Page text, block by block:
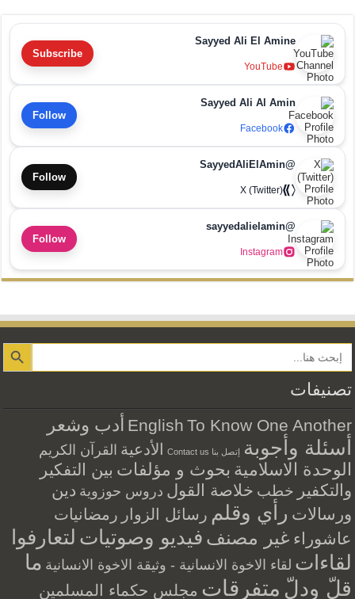
Sayyed Ali El Amine
YouTube
Subscribe
Sayyed Ali Al Amin
Facebook
Follow
@SayyedAliElAmin
X (Twitter)
Follow
@sayyedalielamin
Instagram
Follow
Search Button
تصنيفات
English To Know One Another أدب وشعر
أسئلة وأجوبة إتصل بنا Contact us الأدعية القرآن الكريم
الوحدة الاسلامية بحوث و مؤلفات بين التفكير
والتكفير خطب خلاصة القول دروس حوزوية دين
ورسالات رأي وقلم رسائل الزوار رمضانيات
عاشوراء غير مصنف فيديو وصوتيات لتعارفوا
لقاءات لقاء الاخوة الانسانية - وثيقة الاخوة الانسانية ما
قلّ ودلّ متفرقات مجلس حكماء المسلمين